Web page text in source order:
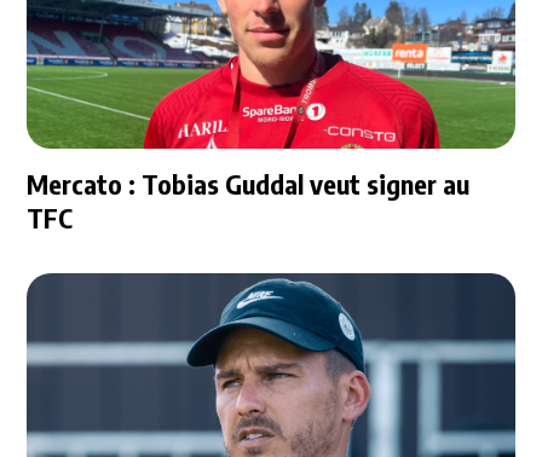
Mercato : Tobias Guddal veut signer au
TFC